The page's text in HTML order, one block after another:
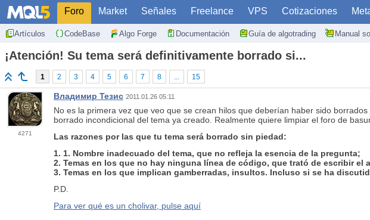
Foro Market Señales Freelance VPS Cotizaciones
Artículos CodeBase Algo Forge Documentación Guía de algotrading Manual
¡Atención! Su tema será definitivamente borrado si...
1 2 3 4 5 6 7 8 ... 15
4271
Владимир Тезис 2011.01.26 05:11
No es la primera vez que veo que se crean hilos que deberían haber sido
borrado incondicional del tema ya creado. Realmente quiere limpiar el foro de
Las razones por las que tu tema será borrado sin piedad:
1. 1. Nombre inadecuado del tema, que no refleja la esencia de la pregunta;
2. Temas en los que no hay ninguna línea de código, que trató de escribir
3. Temas en los que implican gamberradas, insultos. Incluso si se ha
P.D.
Para ver qué es un cholivar, pulse aquí